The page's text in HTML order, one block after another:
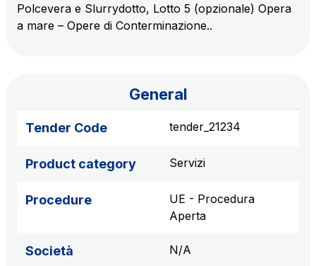
Amplia
Production and sale of energy from renewable
sources
AdMoving
Advertising spaces and services, event management
Polcevera e Slurrydotto, Lotto 5 (opzionale) Opera
a mare – Opere di Conterminazione..
General
Tender Code tender_21234
Product category Servizi
Procedure
UE - Procedura
Aperta
Società N/A